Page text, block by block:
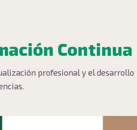
Continua
profesional y el desarrollo